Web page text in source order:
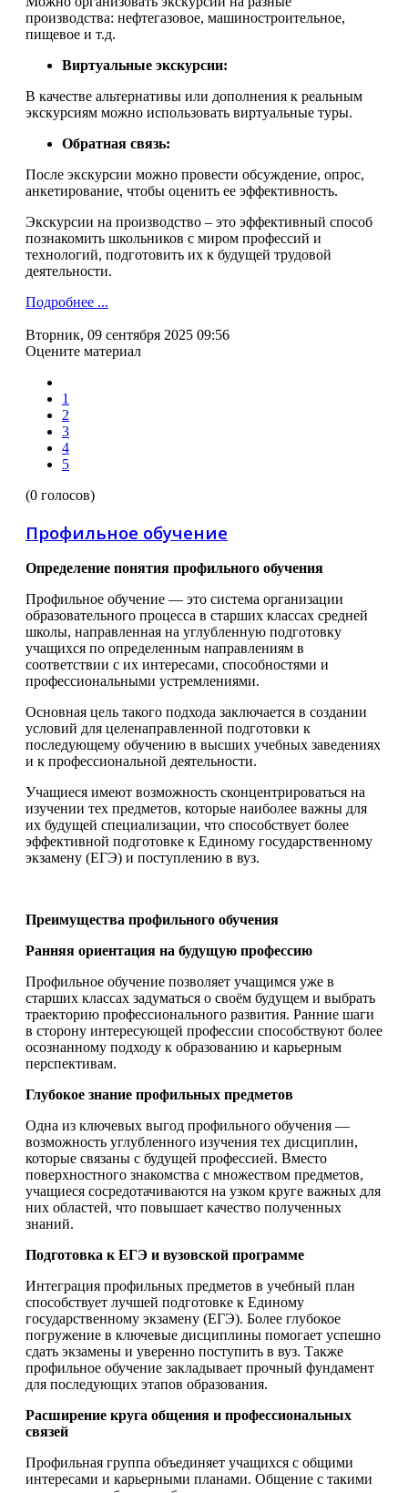
производства: нефтегазовое, машиностроительное,
пищевое и т.д.
Виртуальные экскурсии:
В качестве альтернативы или дополнения к реальным
экскурсиям можно использовать виртуальные туры.
Обратная связь:
После экскурсии можно провести обсуждение, опрос,
анкетирование, чтобы оценить ее эффективность.
Экскурсии на производство – это эффективный способ
познакомить школьников с миром профессий и
технологий, подготовить их к будущей трудовой
деятельности.
Подробнее ...
Вторник, 09 сентября 2025 09:56
Оцените материал
1
2
3
4
5
(0 голосов)
Профильное обучение
Определение понятия профильного обучения
Профильное обучение — это система организации
образовательного процесса в старших классах средней
школы, направленная на углубленную подготовку
учащихся по определенным направлениям в
соответствии с их интересами, способностями и
профессиональными устремлениями.
Основная цель такого подхода заключается в создании
условий для целенаправленной подготовки к
последующему обучению в высших учебных заведениях
и к профессиональной деятельности.
Учащиеся имеют возможность сконцентрироваться на
изучении тех предметов, которые наиболее важны для
их будущей специализации, что способствует более
эффективной подготовке к Единому государственному
экзамену (ЕГЭ) и поступлению в вуз.
Преимущества профильного обучения
Ранняя ориентация на будущую профессию
Профильное обучение позволяет учащимся уже в
старших классах задуматься о своём будущем и выбрать
траекторию профессионального развития. Ранние шаги
в сторону интересующей профессии способствуют более
осознанному подходу к образованию и карьерным
перспективам.
Глубокое знание профильных предметов
Одна из ключевых выгод профильного обучения —
возможность углубленного изучения тех дисциплин,
которые связаны с будущей профессией. Вместо
поверхностного знакомства с множеством предметов,
учащиеся сосредотачиваются на узком круге важных для
них областей, что повышает качество полученных
знаний.
Подготовка к ЕГЭ и вузовской программе
Интеграция профильных предметов в учебный план
способствует лучшей подготовке к Единому
государственному экзамену (ЕГЭ). Более глубокое
погружение в ключевые дисциплины помогает успешно
сдать экзамены и уверенно поступить в вуз. Также
профильное обучение закладывает прочный фундамент
для последующих этапов образования.
Расширение круга общения и профессиональных
связей
Профильная группа объединяет учащихся с общими
интересами и карьерными планами. Общение с такими